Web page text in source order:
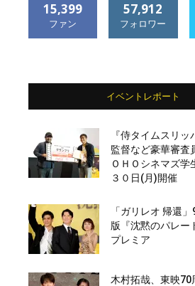
15,399
ファン
57,912
フォロワー
イベントレポート
『侍タイムスリッ
監督など豪華審査
ＯＨＯシネマズ学
３０日(月)開催
「ガリレオ 帰還
版『沈黙のパレー
プレミア
木村拓哉、東映70